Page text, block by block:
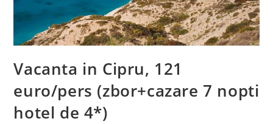
Vacanta in Cipru, 121
euro/pers (zbor+cazare 7 nopti
hotel de 4*)